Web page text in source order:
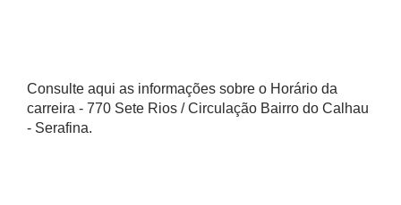
Consulte aqui as informações sobre o Horário da
carreira - 770 Sete Rios / Circulação Bairro do Calhau
- Serafina.